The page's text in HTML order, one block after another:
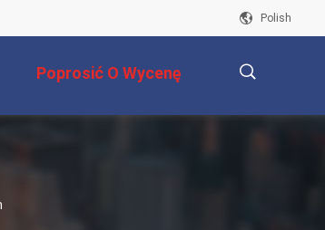
Polish
Poprosić O Wycenę